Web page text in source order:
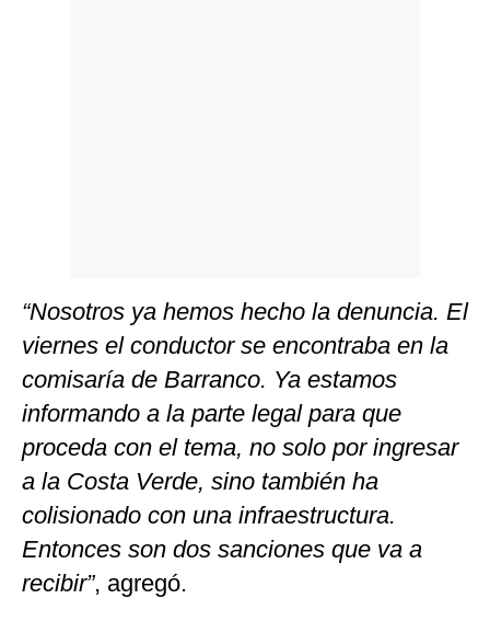
“Nosotros ya hemos hecho la denuncia. El
viernes el conductor se encontraba en la
comisaría de Barranco. Ya estamos
informando a la parte legal para que
proceda con el tema, no solo por ingresar
a la Costa Verde, sino también ha
colisionado con una infraestructura.
Entonces son dos sanciones que va a
recibir”, agregó.